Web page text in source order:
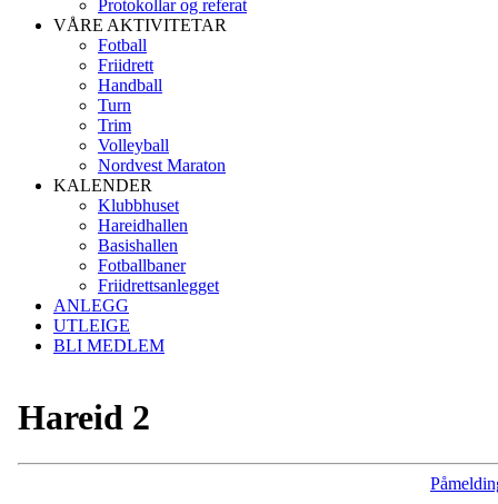
Protokollar og referat
VÅRE AKTIVITETAR
Fotball
Friidrett
Handball
Turn
Trim
Volleyball
Nordvest Maraton
KALENDER
Klubbhuset
Hareidhallen
Basishallen
Fotballbaner
Friidrettsanlegget
ANLEGG
UTLEIGE
BLI MEDLEM
Hareid 2